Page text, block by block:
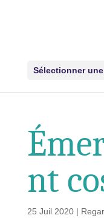
Sélectionner
nt
25 Juil 2020|